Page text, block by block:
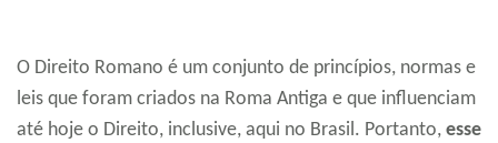
O Direito Romano é um conjunto de princípios, normas e
leis que foram criados na Roma Antiga e que influenciam
até hoje o Direito, inclusive, aqui no Brasil. Portanto, esse